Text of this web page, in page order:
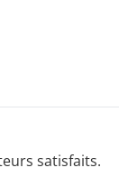
satisfaits.